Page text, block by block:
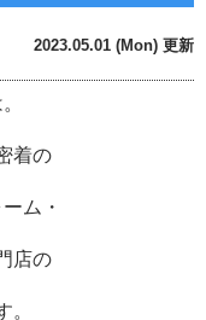
2023.05.01 (Mon) 更新
着の
ム・
店の
。